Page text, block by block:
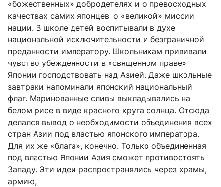
«божественных» добродетелях и о превосходных
качествах самих японцев, о «великой» миссии
нации. В школе детей воспитывали в духе
национальной исключительности и безграничной
преданности императору. Школьникам прививали
чувство убежденности в «священном праве»
Японии господствовать над Азией. Даже школьные
завтраки напоминали японский национальный
флаг. Маринованные сливы выкладывались на
белом рисе в виде красного круга солнца. Отсюда
делался вывод о необходимости объединения всех
стран Азии под властью японского императора.
Для их же «блага», конечно. Только объединенная
под властью Японии Азия сможет противостоять
Западу. Эти идеи распространялись через храмы,
армию,